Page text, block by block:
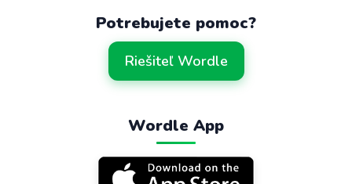
Potrebujete pomoc?
Riešiteľ Wordle
Wordle App